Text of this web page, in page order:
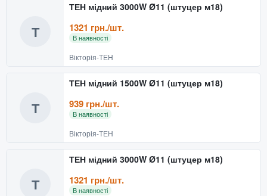
Т
ТЕН мідний 3000W Ø11 (штуцер м18)
1321 грн./шт.
В наявності
Вікторія-ТЕН
Т
ТЕН мідний 1500W Ø11 (штуцер м18)
939 грн./шт.
В наявності
Вікторія-ТЕН
Т
ТЕН мідний 3000W Ø11 (штуцер м18)
1321 грн./шт.
В наявності